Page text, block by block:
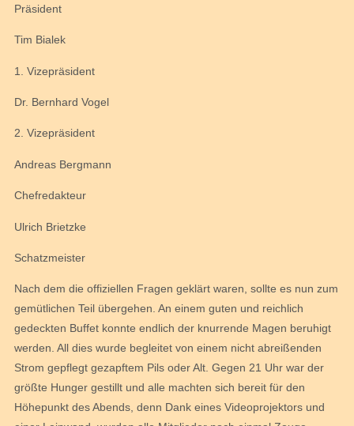
Präsident
Tim Bialek
1. Vizepräsident
Dr. Bernhard Vogel
2. Vizepräsident
Andreas Bergmann
Chefredakteur
Ulrich Brietzke
Schatzmeister
Nach dem die offiziellen Fragen geklärt waren, sollte es nun zum
gemütlichen Teil übergehen. An einem guten und reichlich
gedeckten Buffet konnte endlich der knurrende Magen beruhigt
werden. All dies wurde begleitet von einem nicht abreißenden
Strom gepflegt gezapftem Pils oder Alt. Gegen 21 Uhr war der
größte Hunger gestillt und alle machten sich bereit für den
Höhepunkt des Abends, denn Dank eines Videoprojektors und